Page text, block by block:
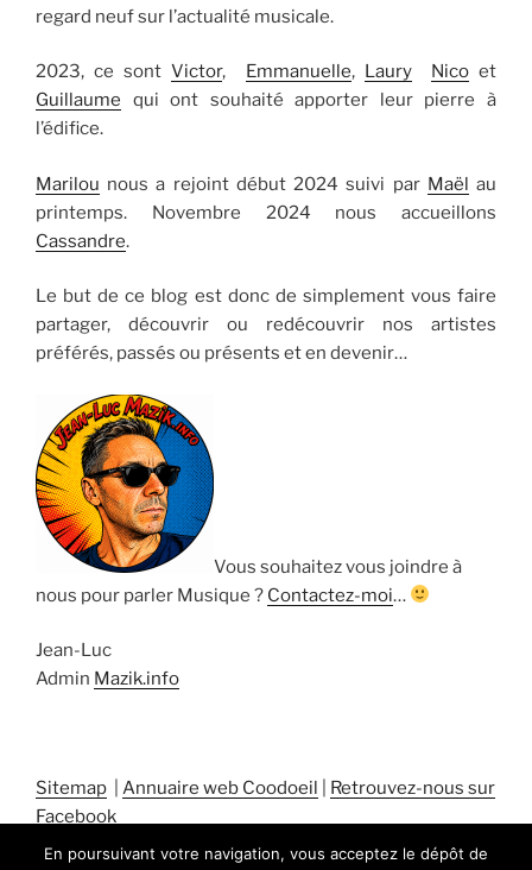
regard neuf sur l’actualité musicale.
2023, ce sontVictor, Emmanuelle, Laury Nicoet
Guillaume qui ont souhaité apporter leur pierre à
l’édifice.
Marilou nous a rejoint début 2024 suivi par Maël au
printemps. Novembre 2024 nous accueillons
Cassandre.
Le but de ce blog est donc de simplement vous faire
partager, découvrir ou redécouvrir nos artistes
préférés, passés ou présents et en devenir…
Vous souhaitez vous joindre à
nous pour parler Musique ? Contactez-moi…
Jean-Luc
Admin Mazik.info
Sitemap Annuaire web Coodoeil
Retrouvez-nous sur
Facebook
En poursuivant votre navigation, vous acceptez le dépôt de